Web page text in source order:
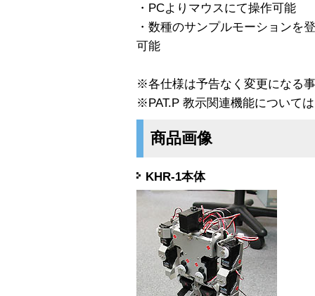
・PCよりマウスにて操作可能
・数種のサンプルモーションを
可能
※各仕様は予告なく変更になる
※PAT.P 教示関連機能について
商品画像
KHR-1本体